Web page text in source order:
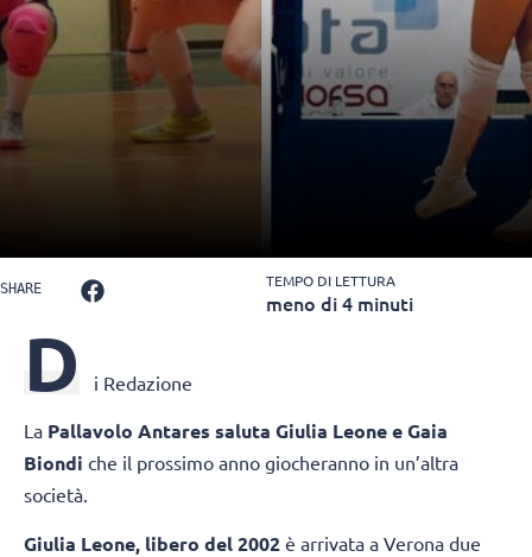
SHARE TEMPO DI LETTURA
meno di 4 minuti
D i Redazione
La Pallavolo Antares saluta Giulia Leone e Gaia
Biondi che il prossimo anno giocheranno in un’altra
società.
Giulia Leone, libero del 2002 è arrivata a Verona due